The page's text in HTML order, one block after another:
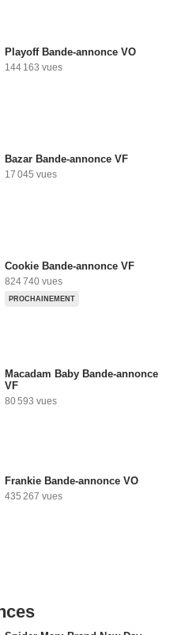
Playoff Bande-annonce VO
144 163 vues
Bazar Bande-annonce VF
17 045 vues
Cookie Bande-annonce VF
824 740 vues
PROCHAINEMENT
Macadam Baby Bande-annonce
VF
80 593 vues
Frankie Bande-annonce VO
435 267 vues